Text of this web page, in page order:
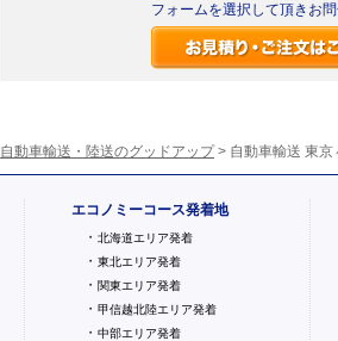
フォームを選択して頂きお問
自動車輸送・陸送のグッドアップ> 自動車輸送 東
エコノミーコース発着地
・ 北海道エリア発着
・ 東北エリア発着
・ 関東エリア発着
・ 甲信越北陸エリア発着
・ 中部エリア発着